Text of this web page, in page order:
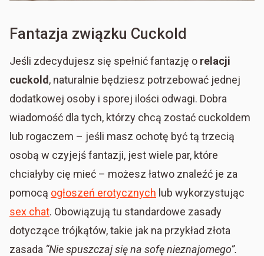
Fantazja związku Cuckold
Jeśli zdecydujesz się spełnić fantazję o relacji
cuckold , naturalnie będziesz potrzebować jednej
dodatkowej osoby i sporej ilości odwagi. Dobra
wiadomość dla tych, którzy chcą zostać cuckoldem
lub rogaczem – jeśli masz ochotę być tą trzecią
osobą w czyjejś fantazji, jest wiele par, które
chciałyby cię mieć – możesz łatwo znaleźć je za
pomocą ogłoszeń erotycznych lub wykorzystując
sex chat. Obowiązują tu standardowe zasady
dotyczące trójkątów, takie jak na przykład złota
zasada “Nie spuszczaj się na sofę nieznajomego”.